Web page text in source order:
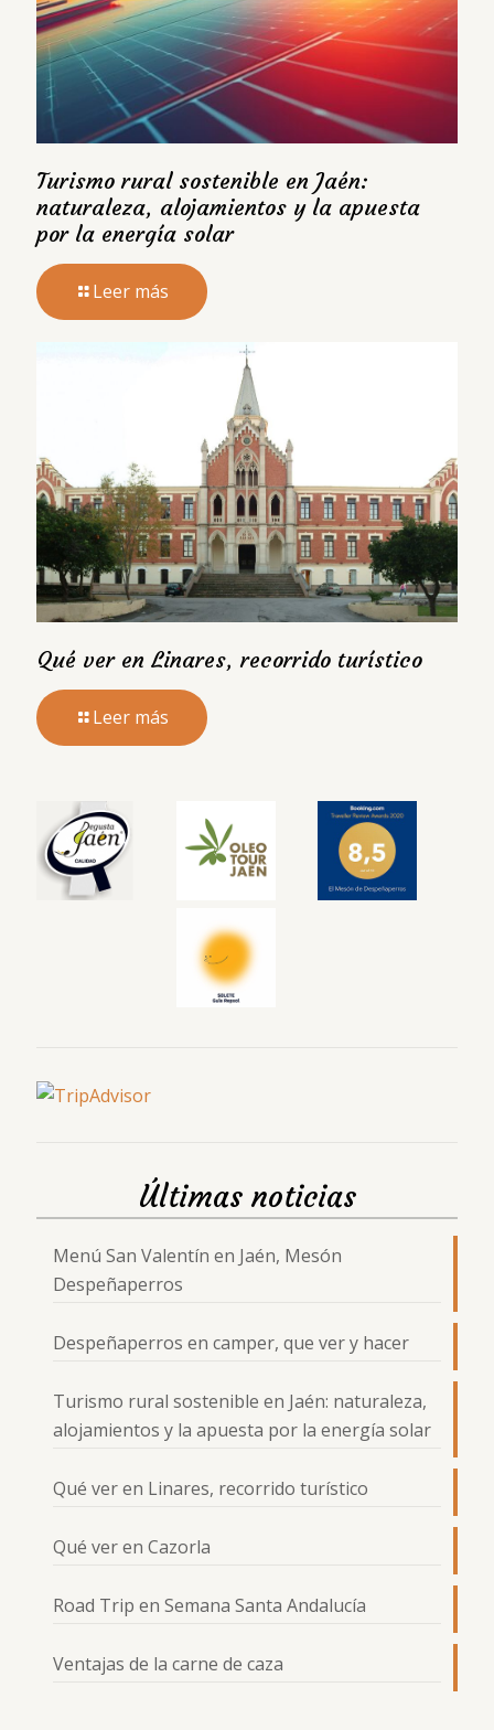
Turismo rural sostenible en Jaén:
naturaleza, alojamientos y la apuesta
por la energía solar
Leer más
Qué ver en Linares, recorrido turístico
Leer más
Últimas noticias
Menú San Valentín en Jaén, Mesón
Despeñaperros
Despeñaperros en camper, que ver y hacer
Turismo rural sostenible en Jaén: naturaleza,
alojamientos y la apuesta por la energía solar
Qué ver en Linares, recorrido turístico
Qué ver en Cazorla
Road Trip en Semana Santa Andalucía
Ventajas de la carne de caza